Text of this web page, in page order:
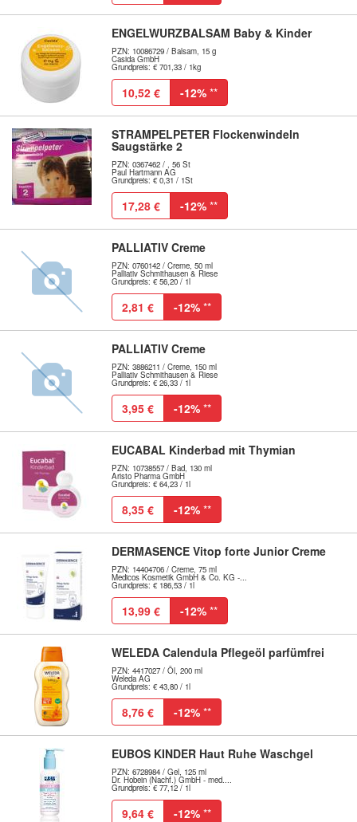
ENGELWURZBALSAM Baby & Kinder
PZN: 10086729 / Balsam, 15 g
Casida GmbH
Grundpreis: € 701,33 / 1kg
10,52 € -12% **
STRAMPELPETER Flockenwindeln
Saugstärke 2
PZN: 0367462 / , 56 St
Paul Hartmann AG
Grundpreis: € 0,31 / 1St
17,28 € -12% **
PALLIATIV Creme
PZN: 0760142 / Creme, 50 ml
Palliativ Schmithausen & Riese
Grundpreis: € 56,20 / 1l
2,81 € -12% **
PALLIATIV Creme
PZN: 3886211 / Creme, 150 ml
Palliativ Schmithausen & Riese
Grundpreis: € 26,33 / 1l
3,95 € -12% **
EUCABAL Kinderbad mit Thymian
PZN: 10738557 / Bad, 130 ml
Aristo Pharma GmbH
Grundpreis: € 64,23 / 1l
8,35 € -12% **
DERMASENCE Vitop forte Junior Creme
PZN: 14404706 / Creme, 75 ml
Medicos Kosmetik GmbH & Co. KG -...
Grundpreis: € 186,53 / 1l
13,99 € -12% **
WELEDA Calendula Pflegeöl parfümfrei
PZN: 4417027 / Öl, 200 ml
Weleda AG
Grundpreis: € 43,80 / 1l
8,76 € -12% **
EUBOS KINDER Haut Ruhe Waschgel
PZN: 6728984 / Gel, 125 ml
Dr. Hobein (Nachf.) GmbH - med....
Grundpreis: € 77,12 / 1l
9,64 € -12% **